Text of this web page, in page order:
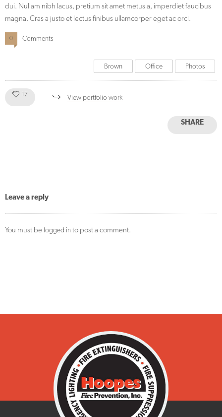
dui. Nullam nibh lacus, pretium sit amet metus a, imperdiet faucibus
magna. Cras a justo et lectus finibus ullamcorper eget ac orci.
0 Comments
Brown Office Photos
17 View portfolio work
SHARE
Leave a reply
You must be logged into post a comment.